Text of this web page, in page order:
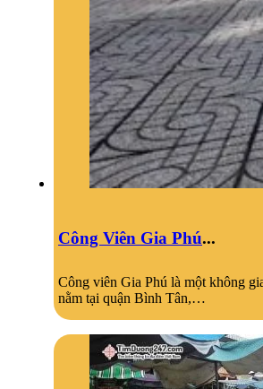
Công Viên Gia Phú...
Công viên Gia Phú là một không
nằm tại quận Bình Tân,…